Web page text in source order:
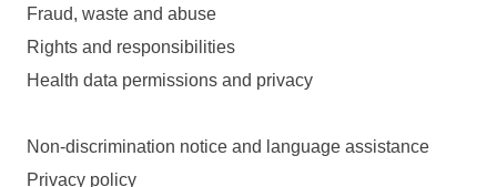
Fraud, waste and abuse
Rights and responsibilities
Health data permissions and privacy
Non-discrimination notice and language assistance
Privacy policy